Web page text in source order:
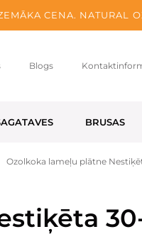
CENA. NATURAL
Blogs
BRUSAS
Ozolkoka lameļu plātne